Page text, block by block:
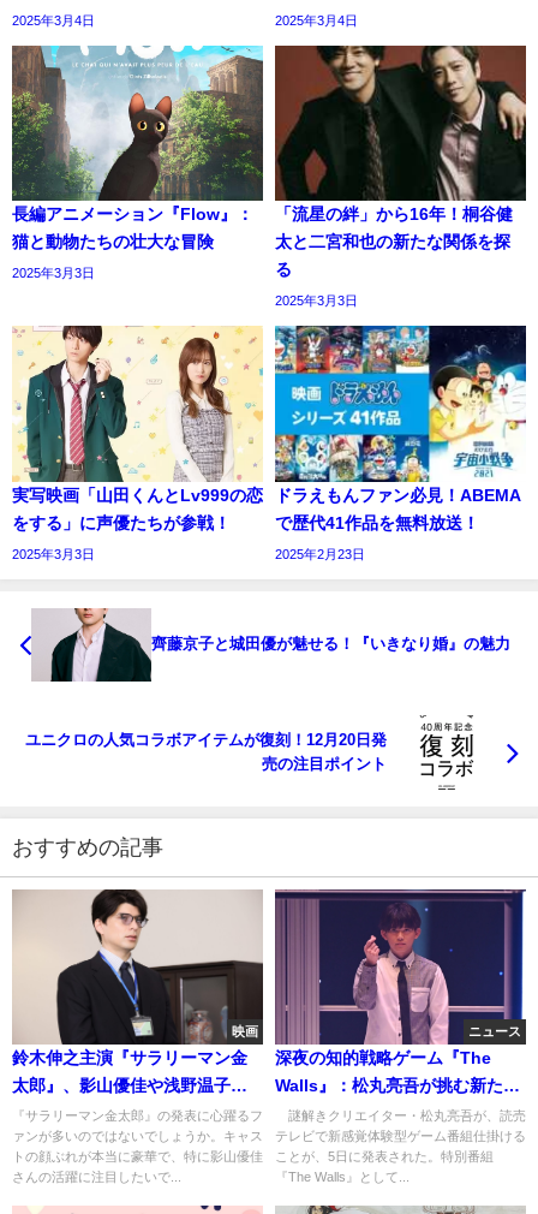
2025年3月4日 2025年3月4日
長編アニメーション『Flow』：
猫と動物たちの壮大な冒険
2025年3月3日
「流星の絆」から16年！桐谷健
太と二宮和也の新たな関係を探
る
2025年3月3日
実写映画「山田くんとLv999の恋
をする」に声優たちが参戦！
2025年3月3日
ドラえもんファン必見！ABEMA
で歴代41作品を無料放送！
2025年2月23日
齊藤京子と城田優が魅せる！『いきなり婚』の魅力
ユニクロの人気コラボアイテムが復刻！12月20日発
売の注目ポイント
おすすめの記事
映画
鈴木伸之主演『サラリーマン金
太郎』、影山優佳や浅野温子の
出演で話題沸騰！
『サラリーマン金太郎』の発表に心躍るフ
ァンが多いのではないでしょうか。キャス
トの顔ぶれが本当に豪華で、特に影山優佳
さんの活躍に注目したいで...
ニュース
深夜の知的戦略ゲーム『The
Walls』：松丸亮吾が挑む新たな
頭脳戦
謎解きクリエイター・松丸亮吾が、読売
テレビで新感覚体験型ゲーム番組仕掛ける
ことが、5日に発表された。特別番組
『The Walls』として...